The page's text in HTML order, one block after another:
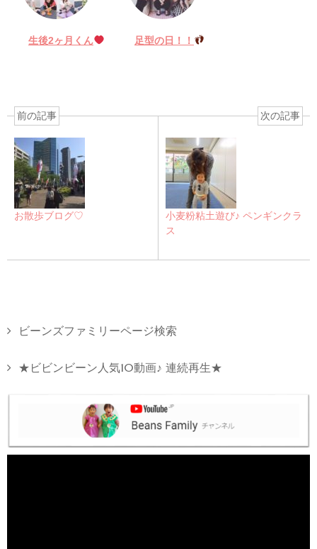
生後2ヶ月くん 足型の日！！
前の記事
お散歩ブログ♡
次の記事
小麦粉粘土遊び♪ ペンギンクラ
ス
ビーンズファミリーページ検索
★ビビンビーン人気10動画♪ 連続再生★